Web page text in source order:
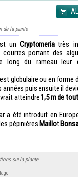
de la plante
un Cryptomeriatrès
courtes portant des
long du rameau leur
globulaire ou en forme
années puis ensuite il
atteindre 1,5 m de
a été introduit en
pépinières Maillot
sur la plante